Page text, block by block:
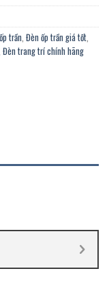
trần, Đèn ốp trần giá tốt,
Đèn trang trí chính hãng